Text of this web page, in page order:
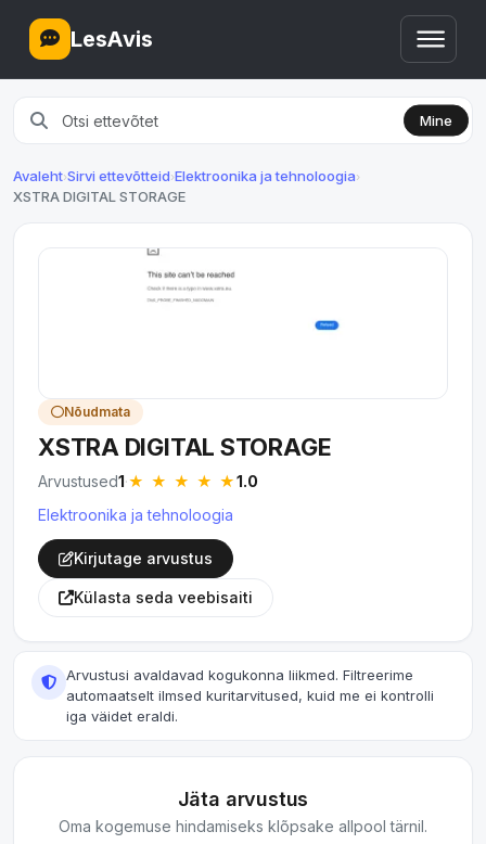
LesAvis
Mine
Avaleht›Sirvi ettevõtteid›Elektroonika ja tehnoloogia›
XSTRA DIGITAL STORAGE
Nõudmata
XSTRA DIGITAL STORAGE
Arvustused1·★ ★ ★ ★ ★1.0
Elektroonika ja tehnoloogia
Kirjutage arvustus
Külasta seda veebisaiti
Arvustusi avaldavad kogukonna liikmed. Filtreerime
automaatselt ilmsed kuritarvitused, kuid me ei kontrolli
iga väidet eraldi.
Jäta arvustus
Oma kogemuse hindamiseks klõpsake allpool tärnil.